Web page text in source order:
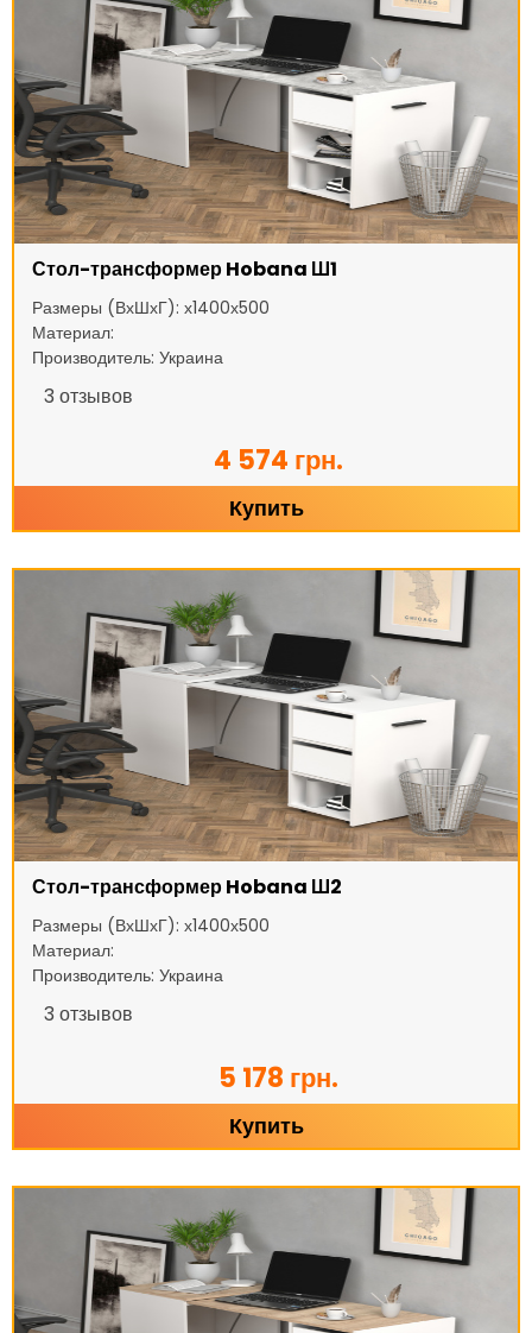
Стол-трансформер Hobana Ш1
Размеры (ВхШхГ): х1400х500
Материал:
Производитель: Украина
3 отзывов
4 574 грн.
Купить
Стол-трансформер Hobana Ш2
Размеры (ВхШхГ): х1400х500
Материал:
Производитель: Украина
3 отзывов
5 178 грн.
Купить